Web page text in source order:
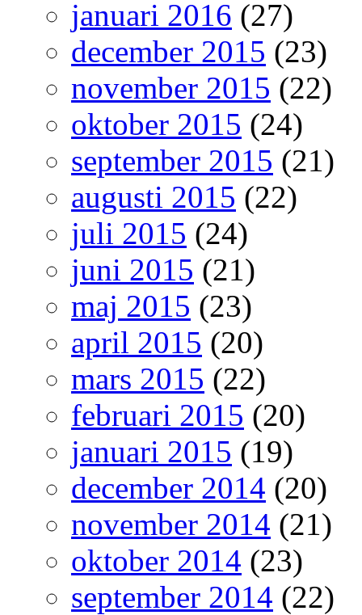
januari 2016 (27)
december 2015 (23)
november 2015 (22)
oktober 2015 (24)
september 2015 (21)
augusti 2015 (22)
juli 2015 (24)
juni 2015 (21)
maj 2015 (23)
april 2015 (20)
mars 2015 (22)
februari 2015 (20)
januari 2015 (19)
december 2014 (20)
november 2014 (21)
oktober 2014 (23)
september 2014 (22)